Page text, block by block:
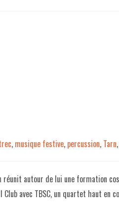
, musique festive, percussion, Tarn,
autour de lui une formation
avec TBSC, un quartet haut en